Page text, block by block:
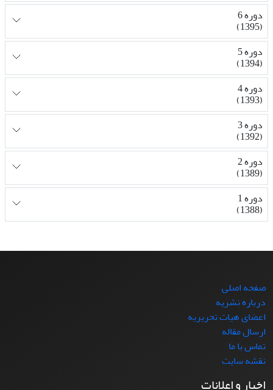
دوره 6
(1395)
دوره 5
(1394)
دوره 4
(1393)
دوره 3
(1392)
دوره 2
(1389)
دوره 1
(1388)
صفحه اصلی
درباره نشریه
اعضای هیات تحریریه
ارسال مقاله
تماس با ما
نقشه سایت
اخبار و اعلانات